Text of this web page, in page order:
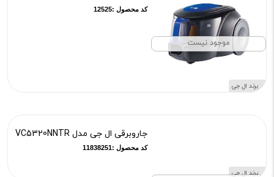
موجود نیست
برند ال جی
کد محصول :12525
برند ال جی
جاروبرقی ال جی مدل VC5320NNTR
کد محصول :11838251